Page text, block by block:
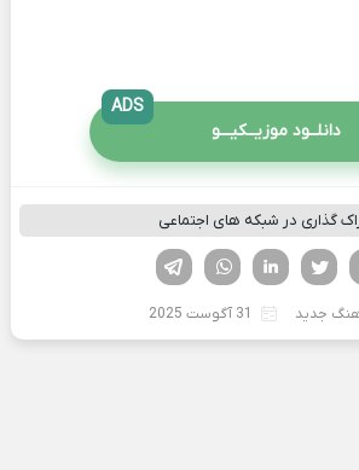
دانلــود موزیــکیـــو
ADS
گذاری در شبکه های اجتماعی
لینکدین تویتر
فیسوک
جدید 31 آگوست 2025